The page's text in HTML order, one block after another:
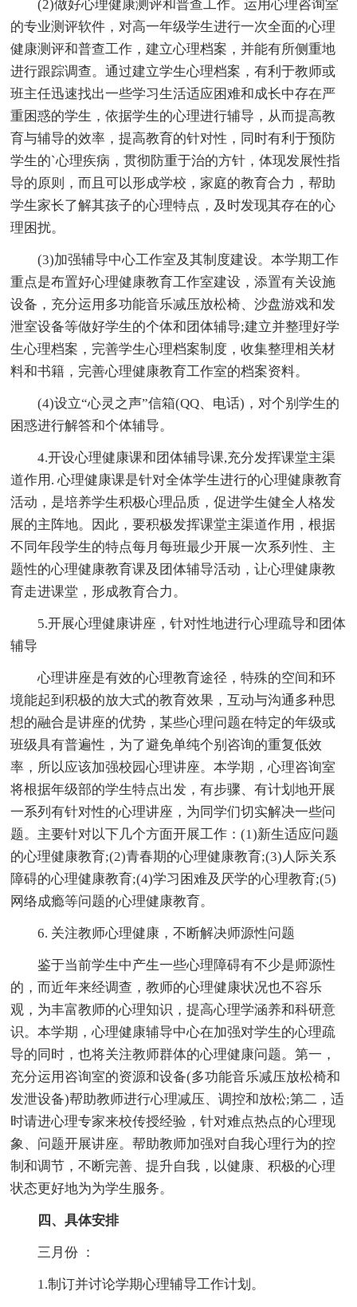
(2)做好心理健康测评和普查工作。运用心理咨询室
的专业测评软件，对高一年级学生进行一次全面的心理
健康测评和普查工作，建立心理档案，并能有所侧重地
进行跟踪调查。通过建立学生心理档案，有利于教师或
班主任迅速找出一些学习生活适应困难和成长中存在严
重困惑的学生，依据学生的心理进行辅导，从而提高教
育与辅导的效率，提高教育的针对性，同时有利于预防
学生的`心理疾病，贯彻防重于治的方针，体现发展性指
导的原则，而且可以形成学校，家庭的教育合力，帮助
学生家长了解其孩子的心理特点，及时发现其存在的心
理困扰。
(3)加强辅导中心工作室及其制度建设。本学期工作
重点是布置好心理健康教育工作室建设，添置有关设施
设备，充分运用多功能音乐减压放松椅、沙盘游戏和发
泄室设备等做好学生的个体和团体辅导;建立并整理好学
生心理档案，完善学生心理档案制度，收集整理相关材
料和书籍，完善心理健康教育工作室的档案资料。
(4)设立“心灵之声”信箱(QQ、电话)，对个别学生的
困惑进行解答和个体辅导。
4.开设心理健康课和团体辅导课,充分发挥课堂主渠
道作用. 心理健康课是针对全体学生进行的心理健康教育
活动，是培养学生积极心理品质，促进学生健全人格发
展的主阵地。因此，要积极发挥课堂主渠道作用，根据
不同年段学生的特点每月每班最少开展一次系列性、主
题性的心理健康教育课及团体辅导活动，让心理健康教
育走进课堂，形成教育合力。
5.开展心理健康讲座，针对性地进行心理疏导和团体
辅导
心理讲座是有效的心理教育途径，特殊的空间和环
境能起到积极的放大式的教育效果，互动与沟通多种思
想的融合是讲座的优势，某些心理问题在特定的年级或
班级具有普遍性，为了避免单纯个别咨询的重复低效
率，所以应该加强校园心理讲座。本学期，心理咨询室
将根据年级部的学生特点出发，有步骤、有计划地开展
一系列有针对性的心理讲座，为同学们切实解决一些问
题。主要针对以下几个方面开展工作：(1)新生适应问题
的心理健康教育;(2)青春期的心理健康教育;(3)人际关系
障碍的心理健康教育;(4)学习困难及厌学的心理教育;(5)
网络成瘾等问题的心理健康教育。
6. 关注教师心理健康，不断解决师源性问题
鉴于当前学生中产生一些心理障碍有不少是师源性
的，而近年来经调查，教师的心理健康状况也不容乐
观，为丰富教师的心理知识，提高心理学涵养和科研意
识。本学期，心理健康辅导中心在加强对学生的心理疏
导的同时，也将关注教师群体的心理健康问题。第一，
充分运用咨询室的资源和设备(多功能音乐减压放松椅和
发泄设备)帮助教师进行心理减压、调控和放松;第二，适
时请进心理专家来校传授经验，针对难点热点的心理现
象、问题开展讲座。帮助教师加强对自我心理行为的控
制和调节，不断完善、提升自我，以健康、积极的心理
状态更好地为为学生服务。
四、具体安排
三月份 ：
1.制订并讨论学期心理辅导工作计划。